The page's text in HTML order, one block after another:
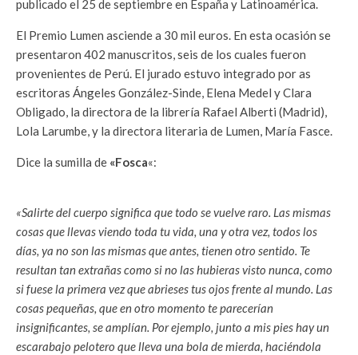
publicado el 25 de septiembre en España y Latinoamérica.
El Premio Lumen asciende a 30 mil euros. En esta ocasión se
presentaron 402 manuscritos, seis de los cuales fueron
provenientes de Perú. El jurado estuvo integrado por as
escritoras Ángeles González-Sinde, Elena Medel y Clara
Obligado, la directora de la librería Rafael Alberti (Madrid),
Lola Larumbe, y la directora literaria de Lumen, María Fasce.
Dice la sumilla de «Fosca«:
«Salirte del cuerpo significa que todo se vuelve raro. Las mismas
cosas que llevas viendo toda tu vida, una y otra vez, todos los
días, ya no son las mismas que antes, tienen otro sentido. Te
resultan tan extrañas como si no las hubieras visto nunca, como
si fuese la primera vez que abrieses tus ojos frente al mundo. Las
cosas pequeñas, que en otro momento te parecerían
insignificantes, se amplían. Por ejemplo, junto a mis pies hay un
escarabajo pelotero que lleva una bola de mierda, haciéndola